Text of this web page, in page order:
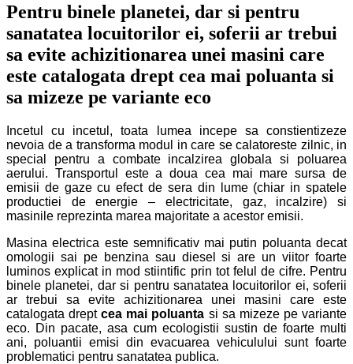
Pentru binele planetei, dar si pentru
sanatatea locuitorilor ei, soferii ar trebui
sa evite achizitionarea unei masini care
este catalogata drept cea mai poluanta si
sa mizeze pe variante eco
Incetul cu incetul, toata lumea incepe sa constientizeze
nevoia de a transforma modul in care se calatoreste zilnic, in
special pentru a combate incalzirea globala si poluarea
aerului. Transportul este a doua cea mai mare sursa de
emisii de gaze cu efect de sera din lume (chiar in spatele
productiei de energie – electricitate, gaz, incalzire) si
masinile reprezinta marea majoritate a acestor emisii.
Masina electrica este semnificativ mai putin poluanta decat
omologii sai pe benzina sau diesel si are un viitor foarte
luminos explicat in mod stiintific prin tot felul de cifre. Pentru
binele planetei, dar si pentru sanatatea locuitorilor ei, soferii
ar trebui sa evite achizitionarea unei masini care este
catalogata dreptcea mai poluanta si sa mizeze pe variante
eco. Din pacate, asa cum ecologistii sustin de foarte multi
ani, poluantii emisi din evacuarea vehiculului sunt foarte
problematici pentru sanatatea publica.